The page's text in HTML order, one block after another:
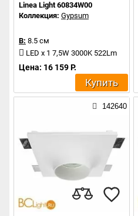
Linea Light 60834W00
Коллекция: Gypsum
В: 8.5 см
LED x 1 7,5W 3000K 522Lm
Цена: 16 159 Р.
Купить
142640